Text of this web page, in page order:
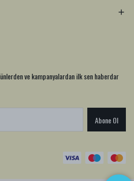
ve kampanyalardan ilk sen haberdar
Abone Ol